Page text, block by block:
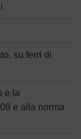
su ferri di
e la
e alla norma